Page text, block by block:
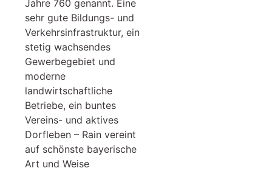
Jahre 760 genannt. Eine
sehr gute Bildungs- und
Verkehrsinfrastruktur, ein
stetig wachsendes
Gewerbegebiet und
moderne
landwirtschaftliche
Betriebe, ein buntes
Vereins- und aktives
Dorfleben – Rain vereint
auf schönste bayerische
Art und Weise